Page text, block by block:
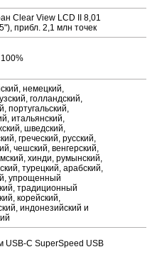
Clear View LCD II 8,01
прибл. 2,1 млн точек
немецкий,
голландский,
португальский,
итальянский,
шведский,
греческий, русский,
чешский, венгерский,
хинди, румынский,
турецкий, арабский,
упрощенный
традиционный
корейский,
индонезийский и
USB-C SuperSpeed USB